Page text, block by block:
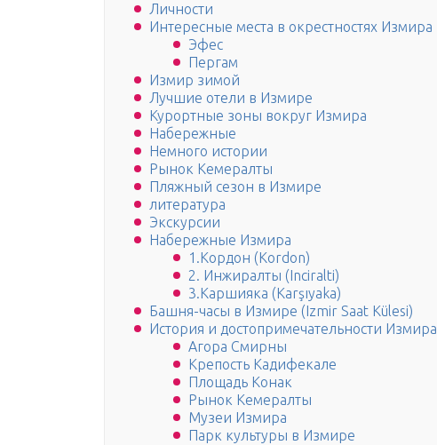
Личности
Интересные места в окрестностях Измира
Эфес
Пергам
Измир зимой
Лучшие отели в Измире
Курортные зоны вокруг Измира
Набережные
Немного истории
Рынок Кемералты
Пляжный сезон в Измире
литература
Экскурсии
Набережные Измира
1.Кордон (Kordon)
2. Инжиралты (Inciralti)
3.Каршияка (Karşıyaka)
Башня-часы в Измире (Izmir Saat Külesi)
История и достопримечательности Измира
Агора Смирны
Крепость Кадифекале
Площадь Конак
Рынок Кемералты
Музеи Измира
Парк культуры в Измире